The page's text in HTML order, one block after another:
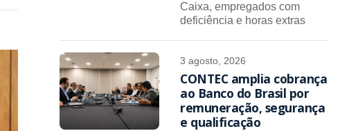
Caixa, empregados com
deficiência e horas extras
3 agosto, 2026
CONTEC amplia cobrança
ao Banco do Brasil por
remuneração, segurança
e qualificação